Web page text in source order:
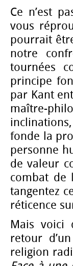
Ce n’est
vous
pourrait
notre
tournées
principe
par Kant
maître-
fonde la
personne
de valeur
combat de
tangentez
réticence
Mais voici
retour
religion